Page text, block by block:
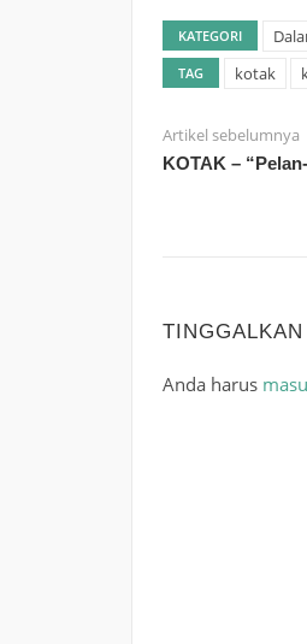
KATEGORI
TAG kotak
Artikel sebelumnya
KOTAK –
Anda harus